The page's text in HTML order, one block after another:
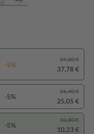
-5%
39,80 €
37,78 €
-5%
26,40 €
25,05 €
-5%
10,80 €
10,23 €